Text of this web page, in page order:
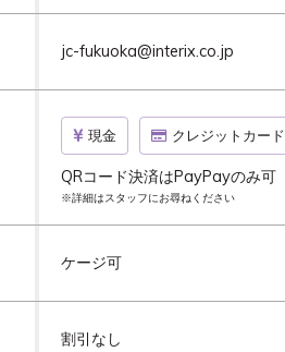
jc-fukuoka@interix.co.jp
現金 クレジットカード
QRコード決済はPayPayのみ可
※詳細はスタッフにお尋ねください
ケージ可
割引なし